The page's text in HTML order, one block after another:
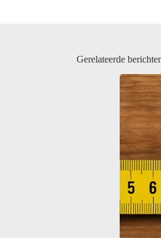
Gerelateerde